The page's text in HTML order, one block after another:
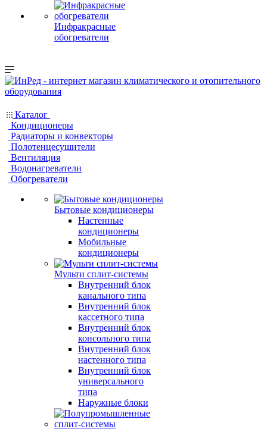
Инфракрасные
обогреватели
Каталог
Кондиционеры
Радиаторы и конвекторы
Полотенцесушители
Вентиляция
Водонагреватели
Обогреватели
Бытовые кондиционеры
Настенные
кондиционеры
Мобильные
кондиционеры
Мульти сплит-системы
Внутренний блок
канального типа
Внутренний блок
кассетного типа
Внутренний блок
консольного типа
Внутренний блок
настенного типа
Внутренний блок
универсального
типа
Наружные блоки